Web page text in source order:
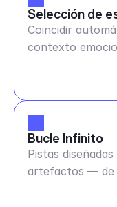
Selección de
Coincidir
contexto
Bucle Infinito
Pistas
artefactos — de